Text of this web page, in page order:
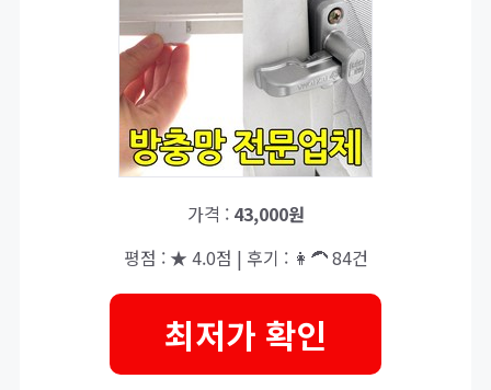
가격 : 43,000원
평점 : ★ 4.0점 | 후기 : 👩‍🦱 84건
최저가 확인